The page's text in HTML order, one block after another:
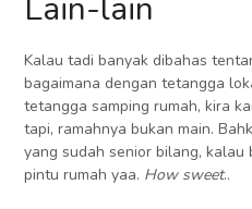
Lain-lain
Kalau tadi banyak dibahas
bagaimana dengan tetangga
tetangga samping rumah, kira
tapi, ramahnya bukan main.
yang sudah senior bilang,
pintu rumah yaa. How sweet..